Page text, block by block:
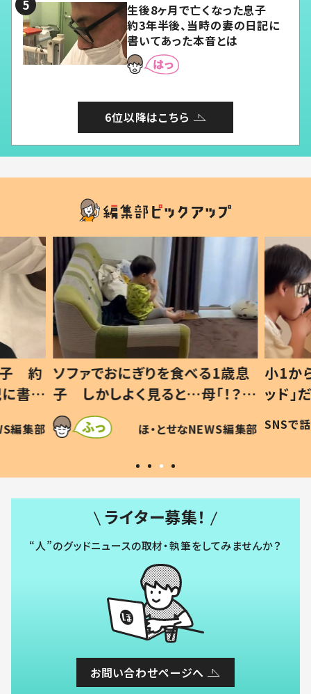
生後8ヶ月で亡くなった息子
約3年半後、当時の妻の日記に
書いてあった本音とは
6位以降はこちら
歳息
？」
編集部
小1から不登校、息子は「ギフテ
ッド」だった 父が“ウチ給食”を
作り続ける理由とは #令和の親
#令和の子
SNSで話題 ほ・とせなNEWS編集部
ひ孫
が、抱
「涙
い」
ライター募集！
“人”のグッドニュースの取材・執筆をしてみませんか？
お問い合わせページへ